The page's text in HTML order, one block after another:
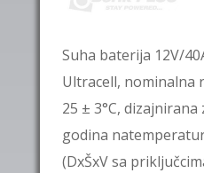
Suha baterija 12V/
Ultracell, nominalna
25 ± 3°C,
godina
(DxŠxV sa